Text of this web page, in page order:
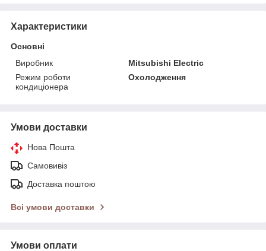
Характеристики
Основні
Виробник
Mitsubishi Electric
Режим роботи
кондиціонера
Охолодження
Умови доставки
Нова Пошта
Самовивіз
Доставка поштою
Всі умови доставки
Умови оплати